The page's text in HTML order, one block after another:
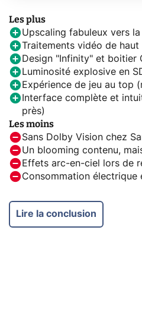
Les plus
Upscaling fabuleux vers la
Traitements vidéo de haut
Design "Infinity" et boitier
Luminosité explosive en
Expérience de jeu au top
Interface complète et
près)
Les moins
Sans Dolby Vision chez
Un blooming contenu,
Effets arc-en-ciel lors de
Consommation électrique
Lire la conclusion